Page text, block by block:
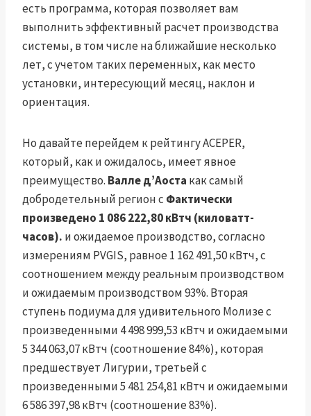
есть программа, которая позволяет вам
выполнить эффективный расчет производства
системы, в том числе на ближайшие несколько
лет, с учетом таких переменных, как место
установки, интересующий месяц, наклон и
ориентация.
Но давайте перейдем к рейтингу ACEPER,
который, как и ожидалось, имеет явное
преимущество. Валле д’Аоста как самый
добродетельный регион с Фактически
произведено 1 086 222,80 кВтч (киловатт-
часов). и ожидаемое производство, согласно
измерениям PVGIS, равное 1 162 491,50 кВтч, с
соотношением между реальным производством
и ожидаемым производством 93%. Вторая
ступень подиума для удивительного Молизе с
произведенными 4 498 999,53 кВтч и ожидаемыми
5 344 063,07 кВтч (соотношение 84%), которая
предшествует Лигурии, третьей с
произведенными 5 481 254,81 кВтч и ожидаемыми
6 586 397,98 кВтч (соотношение 83%).